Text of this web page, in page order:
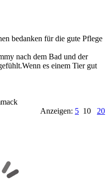
bedanken für die gute Pflege
nach dem Bad und der
es einem Tier gut
Anzeigen: 5 10 20